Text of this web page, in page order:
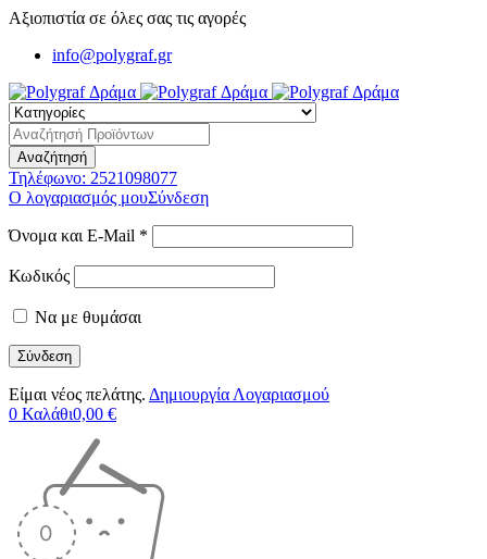
Αξιοπιστία σε όλες σας τις αγορές
info@polygraf.gr
Τηλέφωνο: 2521098077
Ο λογαριασμός μουΣύνδεση
Όνομα και E-Mail *
Κωδικός
Να με θυμάσαι
Είμαι νέος πελάτης. Δημιουργία Λογαριασμού
0 Καλάθι0,00 €